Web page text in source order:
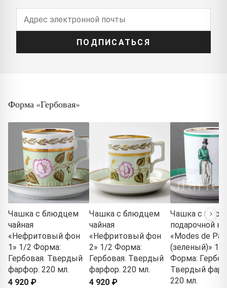
ПОДПИСАТЬСЯ
Форма «Гербовая»
Чашка с блюдцем
чайная
«Нефритовый фон
1» 1/2 Форма:
Гербовая. Твердый
фарфор. 220 мл.
4 920 ₽
Чашка с блюдцем
чайная
«Нефритовый фон
2» 1/2 Форма:
Гербовая. Твердый
фарфор. 220 мл.
4 920 ₽
Чашка с
подарочной
«Modes de
(зеленый)» 1/2
Форма:
Твердый
220 мл.